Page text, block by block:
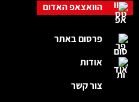
הוואצאפ האדום
פרסום באתר
אודות
צור קשר